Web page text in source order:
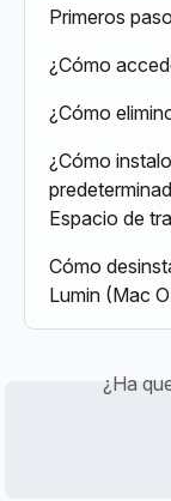
Primeros
¿Cómo
¿Cómo
¿Cómo
Espacio de
Cómo
Lumin (Mac
¿Ha